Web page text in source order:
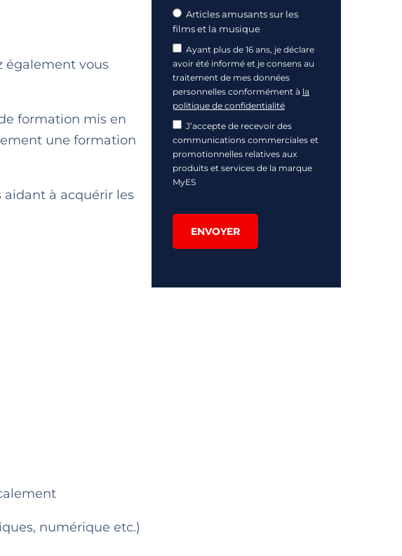
également vous
formation mis en
une formation
aidant à acquérir les
numérique etc.)
Articles amusants sur les
films et la musique
Ayant plus de 16 ans, je déclare
avoir été informé et je consens au
traitement de mes données
personnelles conformément à la
politique de confidentialité
J’accepte de recevoir des
communications commerciales et
promotionnelles relatives aux
produits et services de la marque
MyES
ENVOYER